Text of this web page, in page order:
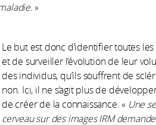
»
Le but est donc d’identifier toutes
et de surveiller l’évolution de leur
des individus, qu’ils souffrent de
non. Ici, il ne s’agit plus de
de créer de la connaissance. « Une
cerveau sur des images IRM